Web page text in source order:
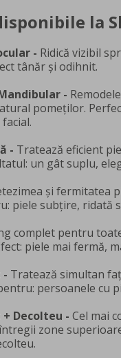
la
- Ridică vizibil
tânăr și odihnit.
-
pomeților.
- Tratează eficient
un gât suplu,
și fermitatea
piele subțire, ridată
complet pentru
piele mai fermă,
- Tratează simultan
persoanele cu
Decolteu - Cel mai
zone